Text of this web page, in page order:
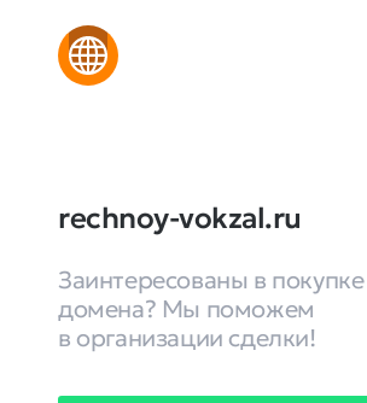
rechnoy-vokzal.ru
Заинтересованы в покупке
домена? Мы поможем
в организации сделки!